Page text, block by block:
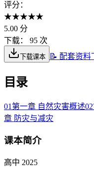
评分：
★★★★★
5.00 分
下载：
95 次
下载课本 📝 配套资料
目录
01 第一章 自然灾害概述02
章 防灾与减灾
课本简介
高中 2025